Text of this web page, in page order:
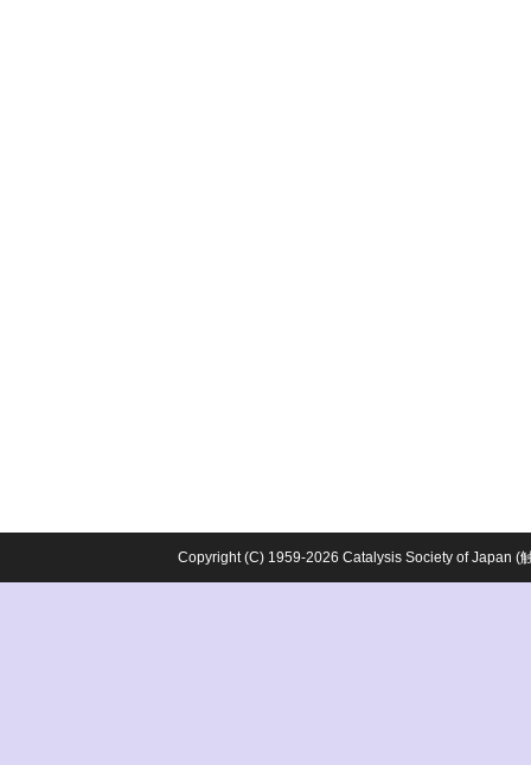
Copyright (C) 1959-2026 Catalysis Society of Japan (